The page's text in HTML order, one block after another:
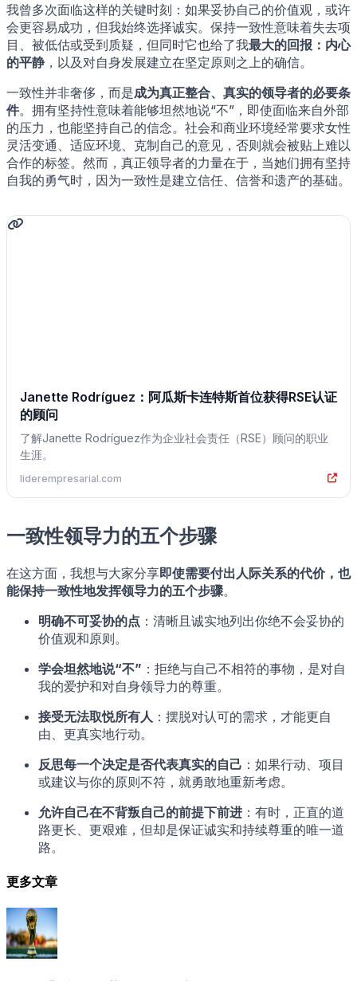
我曾多次面临这样的关键时刻：如果妥协自己的价值观，或许
会更容易成功，但我始终选择诚实。保持一致性意味着失去项
目、被低估或受到质疑，但同时它也给了我最大的回报：内心
的平静，以及对自身发展建立在坚定原则之上的确信。
一致性并非奢侈，而是成为真正整合、真实的领导者的必要条
件。拥有坚持性意味着能够坦然地说“不”，即使面临来自外部
的压力，也能坚持自己的信念。社会和商业环境经常要求女性
灵活变通、适应环境、克制自己的意见，否则就会被贴上难以
合作的标签。然而，真正领导者的力量在于，当她们拥有坚持
自我的勇气时，因为一致性是建立信任、信誉和遗产的基础。
Janette Rodríguez：阿瓜斯卡连特斯首位获得RSE认证
的顾问
了解Janette Rodríguez作为企业社会责任（RSE）顾问的职业
生涯。
liderempresarial.com
一致性领导力的五个步骤
在这方面，我想与大家分享即使需要付出人际关系的代价，也
能保持一致性地发挥领导力的五个步骤。
明确不可妥协的点 ：清晰且诚实地列出你绝不会妥协的
价值观和原则。
学会坦然地说“不” ：拒绝与自己不相符的事物，是对自
我的爱护和对自身领导力的尊重。
接受无法取悦所有人 ：摆脱对认可的需求，才能更自
由、更真实地行动。
反思每一个决定是否代表真实的自己 ：如果行动、项目
或建议与你的原则不符，就勇敢地重新考虑。
允许自己在不背叛自己的前提下前进 ：有时，正直的道
路更长、更艰难，但却是保证诚实和持续尊重的唯一道
路。
更多文章